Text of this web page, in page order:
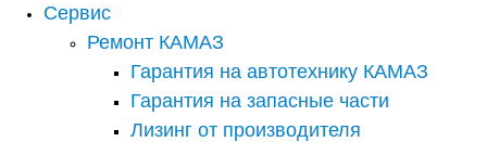
Сервис
Ремонт КАМАЗ
Гарантия на автотехнику КАМАЗ
Гарантия на запасные части
Лизинг от производителя